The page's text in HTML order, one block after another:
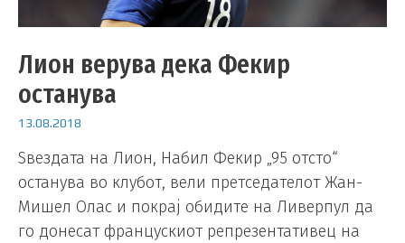
Лион верува дека Фекир
останува
13.08.2018
Ѕвездата на Лион, Набил Фекир „95 отсто“
останува во клубот, вели претседателот Жан-
Мишел Олас и покрај обидите на Ливерпул да
го донесат францускиот репрезентативец на